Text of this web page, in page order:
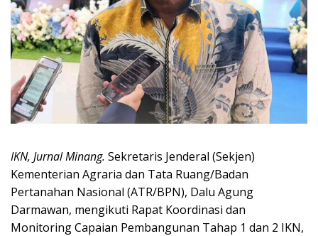
IKN, Jurnal Minang. Sekretaris Jenderal (Sekjen)
Kementerian Agraria dan Tata Ruang/Badan
Pertanahan Nasional (ATR/BPN), Dalu Agung
Darmawan, mengikuti Rapat Koordinasi dan
Monitoring Capaian Pembangunan Tahap 1 dan 2 IKN,